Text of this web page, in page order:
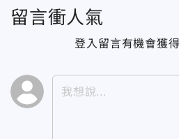
留言衝人氣
登入留言有機會獲